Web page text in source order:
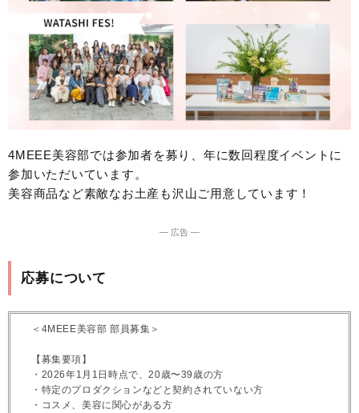
4MEEE美容部では参加者を募り、年に数回程度イベントに
参加いただいています。
美容商品など素敵なお土産も沢山ご用意しています！
― 広告 ―
応募について
＜4MEEE美容部 部員募集＞
【募集要項】
・2026年1月1日時点で、20歳〜39歳の方
・特定のプロダクションなどと契約されていない方
・コスメ、美容に関心がある方